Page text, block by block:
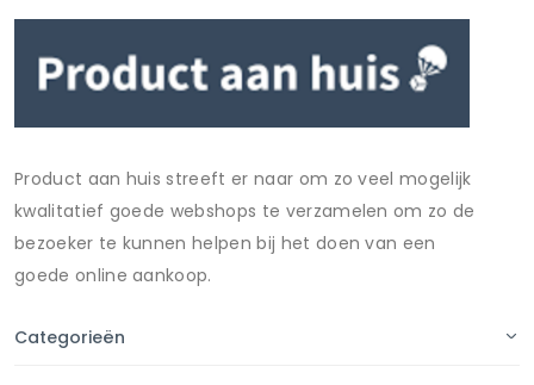
Product aan huis streeft er naar om zo veel mogelijk
kwalitatief goede webshops te verzamelen om zo de
bezoeker te kunnen helpen bij het doen van een
goede online aankoop.
Categorieën